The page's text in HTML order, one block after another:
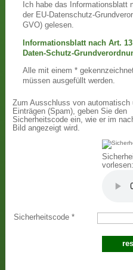
Ich habe das Informationsblatt
der EU-Datenschutz-
GVO) gelesen.
Informationsblatt nach Art.
Daten-Schutz-
Alle mit einem *
müssen ausgefüllt werden.
Zum Ausschluss von automatisch
Einträgen (Spam), geben Sie den
Sicherheitscode ein, wie er im
Bild angezeigt wird.
vorlesen:
Sicherheitscode*